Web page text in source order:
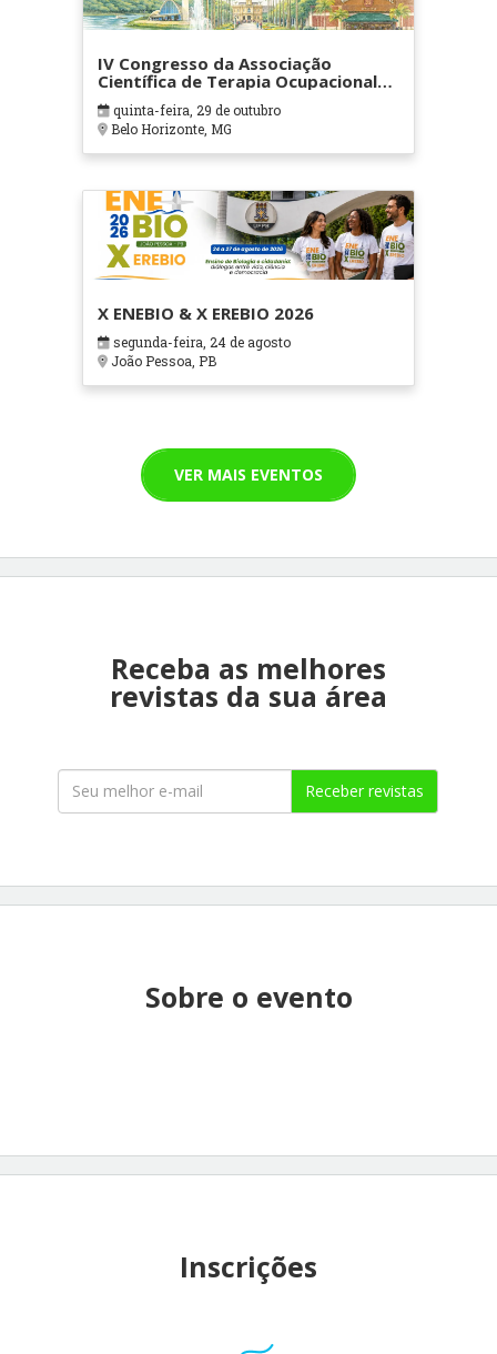
IV Congresso da Associação
Científica de Terapia Ocupacional
em Contextos Hospitalares e
Cuidados Paliativos - ATOHOSP
quinta-feira, 29 de outubro
Belo Horizonte, MG
X ENEBIO & X EREBIO 2026
segunda-feira, 24 de agosto
João Pessoa, PB
VER MAIS EVENTOS
Receba as melhores
revistas da sua área
Receber revistas
Sobre o evento
Inscrições